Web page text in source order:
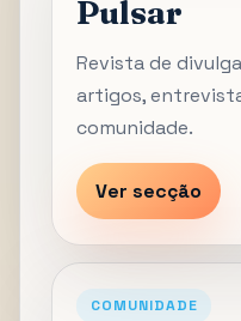
Pulsar
Revista de
artigos,
comunidade.
Ver secção
COMUNIDADE